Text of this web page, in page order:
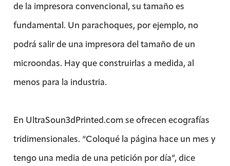
de la impresora convencional, su tamaño es
fundamental. Un parachoques, por ejemplo, no
podrá salir de una impresora del tamaño de un
microondas. Hay que construirlas a medida, al
menos para la industria.
En UltraSoun3dPrinted.com se ofrecen ecografías
tridimensionales. “Coloqué la página hace un mes y
tengo una media de una petición por día”, dice